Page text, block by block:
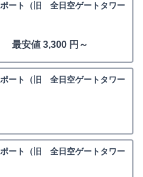
ート（旧 全日空ゲートタワー
最安値 3,300 円～
ート（旧 全日空ゲートタワー
ート（旧 全日空ゲートタワー